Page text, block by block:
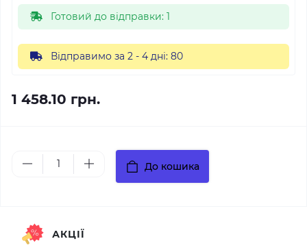
Готовий до відправки: 1
Відправимо за 2 - 4 дні: 80
1 458.10 грн.
До кошика
АКЦІЇ